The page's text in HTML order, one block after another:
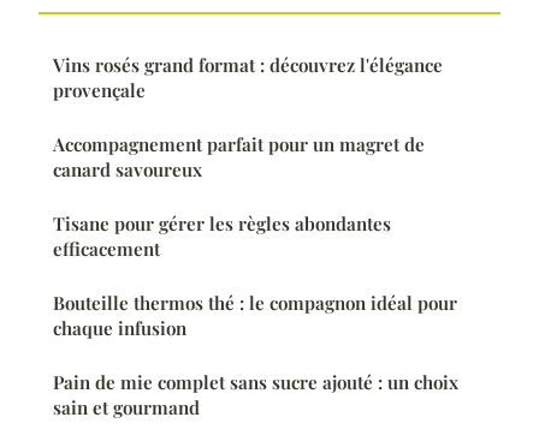
Vins rosés grand format : découvrez l'élégance
provençale
Accompagnement parfait pour un magret de
canard savoureux
Tisane pour gérer les règles abondantes
efficacement
Bouteille thermos thé : le compagnon idéal pour
chaque infusion
Pain de mie complet sans sucre ajouté : un choix
sain et gourmand